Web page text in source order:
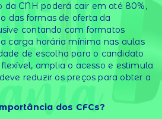
da CNH poderá cair em até 80%,
das formas de oferta da
contando com formatos
carga horária mínima nas aulas
de escolha para o candidato
amplia o acesso e estimula
reduzir os preços para obter a
dos CFCs?